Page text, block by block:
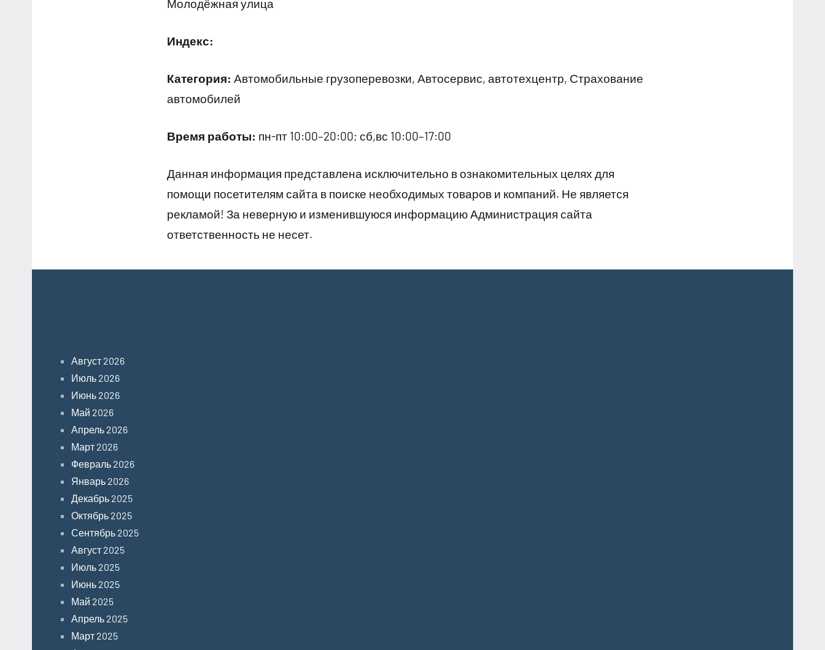
Молодёжная улица
Индекс:
Категория: Автомобильные грузоперевозки, Автосервис, автотехцентр, Страхование
автомобилей
Время работы: пн-пт 10:00–20:00; сб,вс 10:00–17:00
Данная информация представлена исключительно в ознакомительных целях для
помощи посетителям сайта в поиске необходимых товаров и компаний. Не является
рекламой! За неверную и изменившуюся информацию Администрация сайта
ответственность не несет.
Август 2026
Июль 2026
Июнь 2026
Май 2026
Апрель 2026
Март 2026
Февраль 2026
Январь 2026
Декабрь 2025
Октябрь 2025
Сентябрь 2025
Август 2025
Июль 2025
Июнь 2025
Май 2025
Апрель 2025
Март 2025